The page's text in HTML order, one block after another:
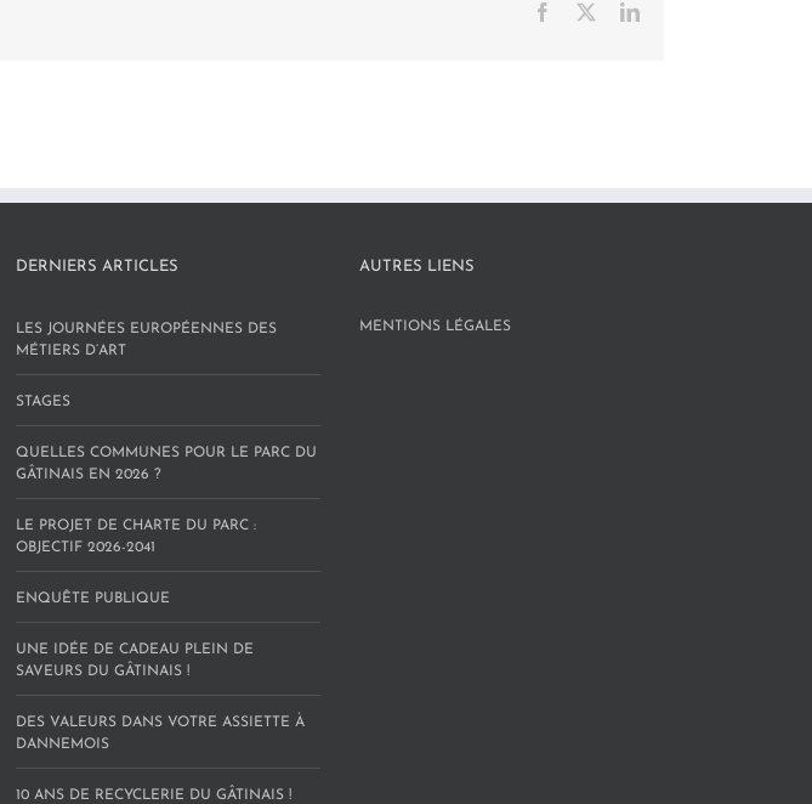
Facebook LinkedIn
DERNIERS ARTICLES
LES JOURNÉES EUROPÉENNES DES
MÉTIERS D’ART
STAGES
QUELLES COMMUNES POUR LE PARC DU
GÂTINAIS EN 2026 ?
LE PROJET DE CHARTE DU PARC :
OBJECTIF 2026-2041
ENQUÊTE PUBLIQUE
UNE IDÉE DE CADEAU PLEIN DE
SAVEURS DU GÂTINAIS !
DES VALEURS DANS VOTRE ASSIETTE À
DANNEMOIS
10 ANS DE RECYCLERIE DU GÂTINAIS !
AUTRES LIENS
MENTIONS LÉGALES